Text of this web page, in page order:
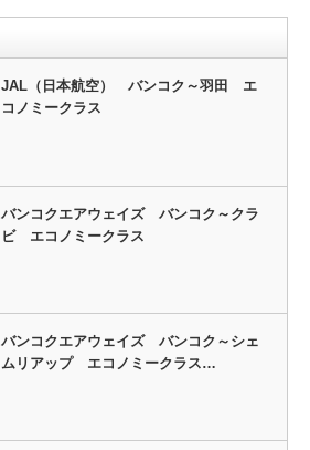
JAL（日本航空） バンコク～羽田 エ
コノミークラス
バンコクエアウェイズ バンコク～クラ
ビ エコノミークラス
バンコクエアウェイズ バンコク～シェ
ムリアップ エコノミークラス…